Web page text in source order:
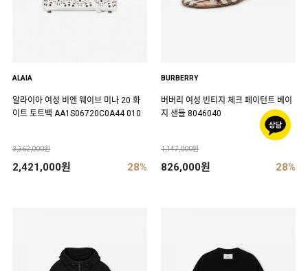
ALAIA
알라이아 여성 비엔 웨이브 미나 20 화
이트 토트백 AA1S06720C0A44 010
3,362,000원
2,421,000원 28%
BURBERRY
버버리 여성 빈티지 체크 페이턴트 베이
지 샌들 8046040
1,147,000원
826,000원 28%